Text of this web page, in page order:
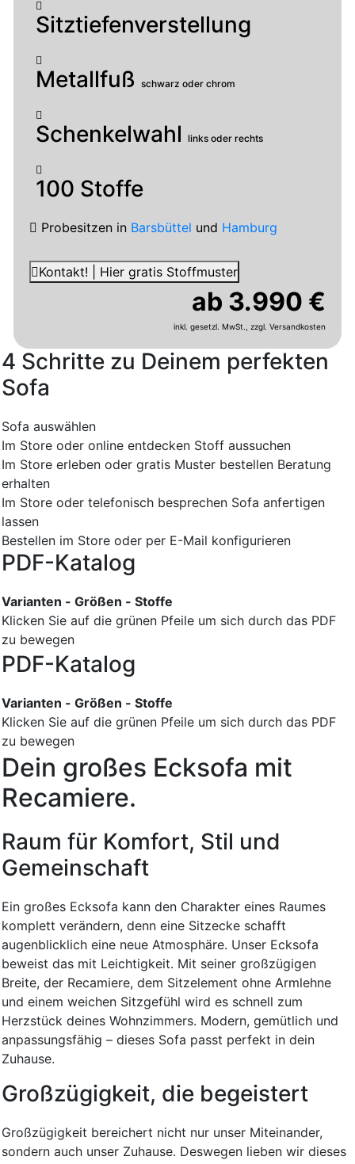
Sitztiefenverstellung
Metallfuß schwarz oder chrom
Schenkelwahl links oder rechts
100 Stoffe
Probesitzen in Barsbüttel und Hamburg
Kontakt! | Hier gratis Stoffmuster
ab 3.990 €
inkl. gesetzl. MwSt., zzgl. Versandkosten
4 Schritte zu Deinem perfekten
Sofa
Sofa auswählen
Im Store oder online entdecken Stoff aussuchen
Im Store erleben oder gratis Muster bestellen Beratung
erhalten
Im Store oder telefonisch besprechen Sofa anfertigen
lassen
Bestellen im Store oder per E-Mail konfigurieren
PDF-Katalog
Varianten - Größen - Stoffe
Klicken Sie auf die grünen Pfeile um sich durch das PDF
zu bewegen
PDF-Katalog
Varianten - Größen - Stoffe
Klicken Sie auf die grünen Pfeile um sich durch das PDF
zu bewegen
Dein großes Ecksofa mit
Recamiere.
Raum für Komfort, Stil und
Gemeinschaft
Ein großes Ecksofa kann den Charakter eines Raumes
komplett verändern, denn eine Sitzecke schafft
augenblicklich eine neue Atmosphäre. Unser Ecksofa
beweist das mit Leichtigkeit. Mit seiner großzügigen
Breite, der Recamiere, dem Sitzelement ohne Armlehne
und einem weichen Sitzgefühl wird es schnell zum
Herzstück deines Wohnzimmers. Modern, gemütlich und
anpassungsfähig – dieses Sofa passt perfekt in dein
Zuhause.
Großzügigkeit, die begeistert
Großzügigkeit bereichert nicht nur unser Miteinander,
sondern auch unser Zuhause. Deswegen lieben wir dieses